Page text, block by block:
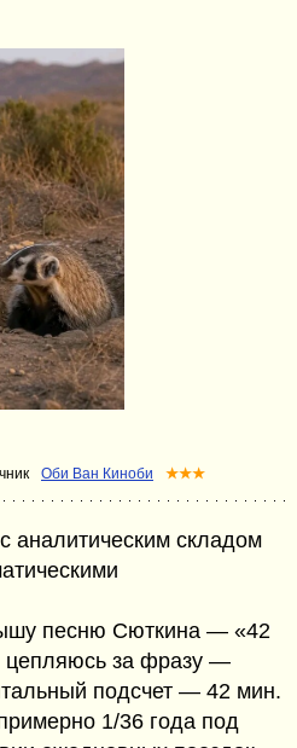
Оби Ван Киноби ★★★
аналитическим складом
песню Сюткина — «42
цепляюсь за фразу —
подсчет — 42 мин.
1/36 года под